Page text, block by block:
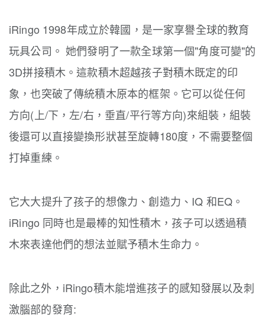
iRingo 1998年成立於韓國，是一家享譽全球的教育
玩具公司。 她們發明了一款全球第一個"角度可變"的
3D拼接積木。這款積木超越孩子對積木既定的印
象，也突破了傳統積木原本的框架。 它可以從任何
方向(上/下，左/右，垂直/平行等方向)來組裝，組裝
後還可以直接變換形狀甚至旋轉180度，不需要整個
打掉重練。
它大大提升了孩子的想像力、創造力、IQ 和EQ。
iRingo 同時也是最棒的知性積木，孩子可以透過積
木來表達他們的想法並賦予積木生命力。
除此之外，iRingo積木能增進孩子的感知發展以及刺
激腦部的發育: